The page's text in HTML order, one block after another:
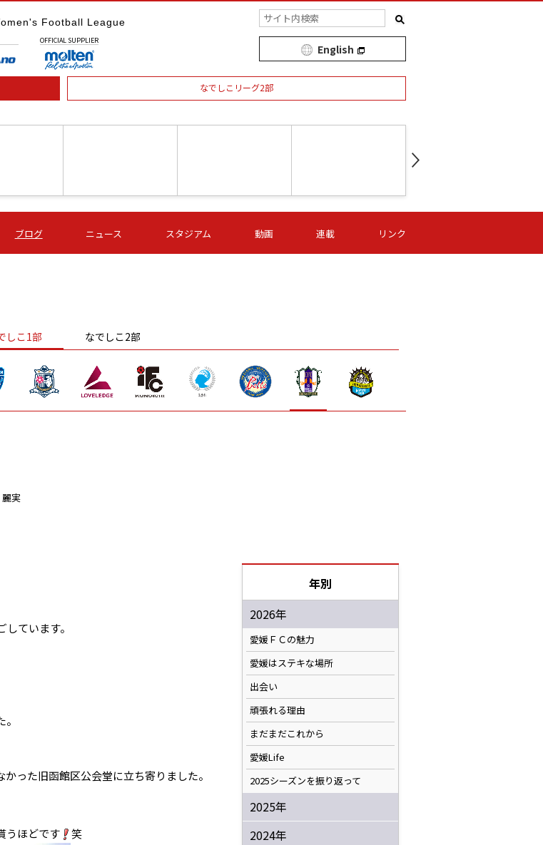
Football League
OFFICIAL SUPPLIER
English
なでしこリーグ2部
(土) 16:00
ＡＧＦ
-
いちご
-
第16節 09/06 (日) 15:00
-
第16節 09/06 (日) 15:00
- -
ブログ ニュース スタジアム 動画 連載 リンク
しこ1部 なでしこ2部
実
ています。
った旧函館区公会堂に立ち寄りました。
うほどです
笑
年別
2026年
愛媛ＦＣの魅力
愛媛はステキな場所
出会い
頑張れる理由
まだまだこれから
愛媛Life
2025シーズンを振り返って
2025年
2024年